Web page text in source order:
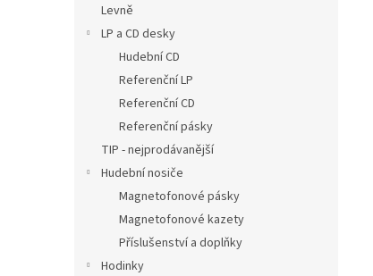
Levně
LP a CD desky
Hudební CD
Referenční LP
Referenční CD
Referenční pásky
TIP - nejprodávanější
Hudební nosiče
Magnetofonové pásky
Magnetofonové kazety
Příslušenství a doplňky
Hodinky